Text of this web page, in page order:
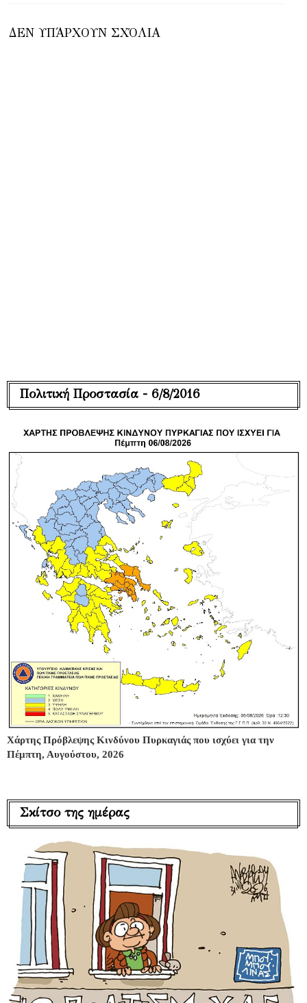
ΔΕΝ ΥΠΆΡΧΟΥΝ ΣΧΌΛΙΑ
Πολιτική Προστασία - 6/8/2016
Χάρτης Πρόβλεψης Κινδύνου Πυρκαγιάς που ισχύει για την
Πέμπτη, Αυγούστου, 2026
Σκίτσο της ημέρας